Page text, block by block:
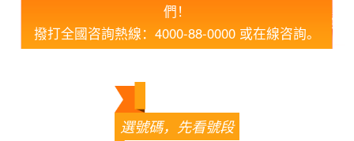
們！
撥打全國咨詢熱線：4000-88-0000 或在線咨詢。
您的滿意，我們的責任！
選號碼，先看號段